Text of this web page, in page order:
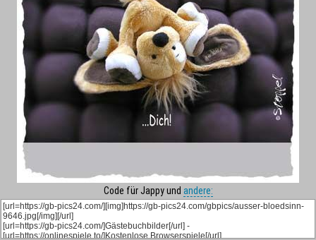
Code für Jappy und andere: